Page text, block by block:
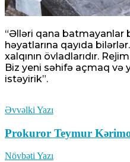
“Əlləri qana batmayanlar
həyatlarına qayıda
xalqının övladlarıdır.
Biz yeni səhifə açmaq və
istəyirik”.
Əvvəlki Yazı
Prokuror Teymur
Növbəti Yazı